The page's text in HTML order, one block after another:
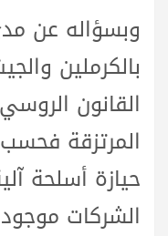
وبسؤاله عن
بالكرملين
القانون
المرتزقة
حيازة أسلحة
الشركات